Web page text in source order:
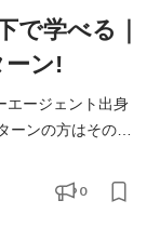
で学べる｜
ーン!
エージェント出身
ンの方はその直
す。 ②バナー制作
0